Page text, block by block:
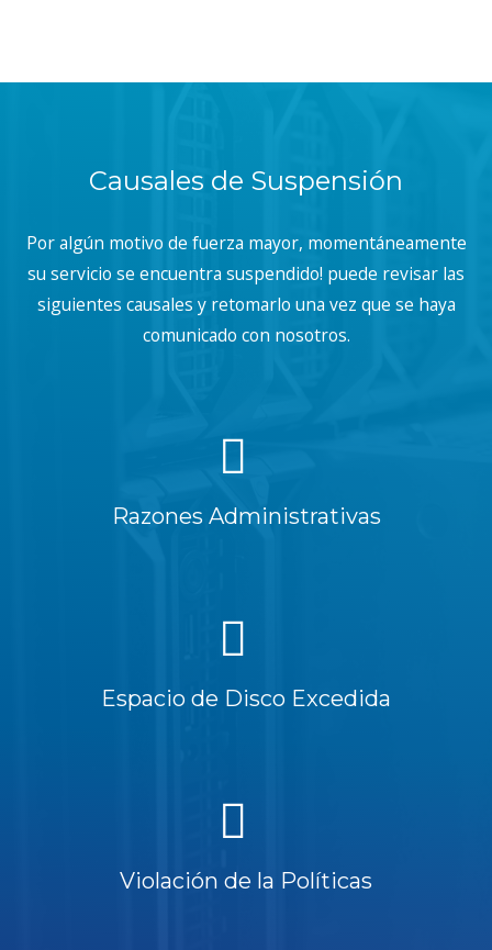
Causales de Suspensión
Por algún motivo de fuerza mayor, momentáneamente
su servicio se encuentra suspendido! puede revisar las
siguientes causales y retomarlo una vez que se haya
comunicado con nosotros.
Razones Administrativas
Espacio de Disco Excedida
Violación de la Políticas